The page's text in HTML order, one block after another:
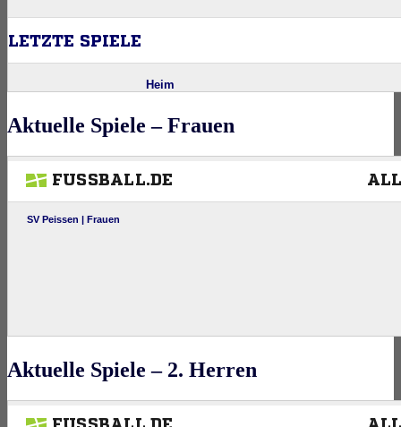
Aktuelle Spiele – Frauen
Aktuelle Spiele – 2. Herren